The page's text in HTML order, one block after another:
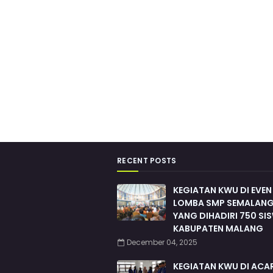
RECENT POSTS
KEGIATAN KWU DI EVEN
LOMBA SMP
YANG DIHADIRI 750
KABUPATEN MALANG
December 04, 2025
KEGIATAN KWU DI